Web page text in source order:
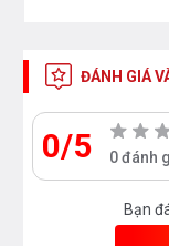
Kích thước
ĐÁNH GIÁ
0/5 0 đánh
Bạn